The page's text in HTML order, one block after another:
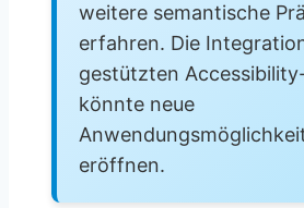
weitere semantische
erfahren. Die
gestützten
könnte neue
eröffnen.